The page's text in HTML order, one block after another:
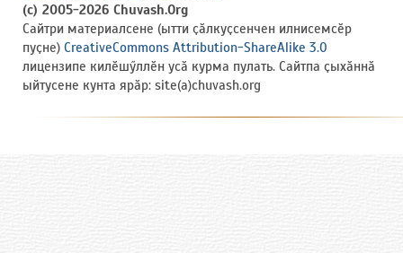
(c) 2005-2026 Chuvash.Org
Сайтри материалсене (ытти ҫӑлкуҫсенчен илнисемсӗр
пуҫне) CreativeCommons Attribution-ShareAlike 3.0
лицензипе килӗшӳллӗн усӑ курма пулать. Сайтпа ҫыхӑннӑ
ыйтусене кунта ярӑр: site(a)chuvash.org